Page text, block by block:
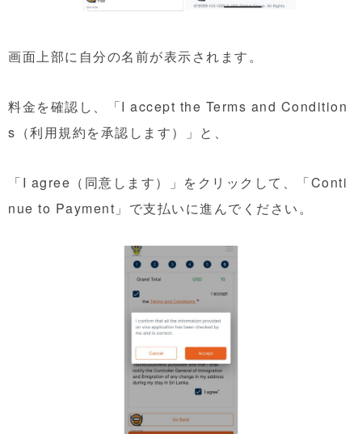
画面上部に自分の名前が表示されます。
料金を確認し、「I accept the Terms and Condition
s（利用規約を承認します）」と、
「I agree（同意します）」をクリックして、「Conti
nue to Payment」で支払いに進んでください。